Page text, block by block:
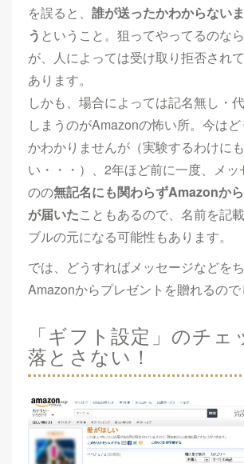
を誤ると、 誰が送ったかわからない
う ということ。狙ってやってるのな
が、人によっては受け取り拒否され
あります。
しかも、場合によっては記名無し・
しまうのがAmazonの怖い所。今は
かわかりませんが（実験するわけに
い・・・）、2年ほど前に一度、メッ
のの無記名にも関わらずAmazonか
が届いたこともあるので、名前を記
ブルの元になる可能性もあります。
では、どうすればメッセージなどを
Amazonからプレゼントを贈れるので
「ギフト設定」のチェ
落とさない！